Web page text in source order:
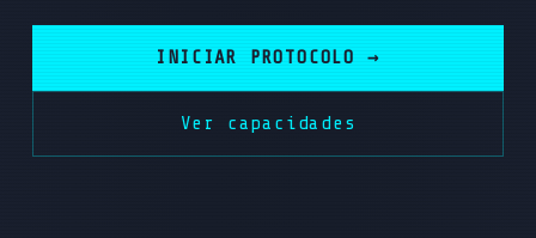
INICIAR PROTOCOLO →
Ver capacidades